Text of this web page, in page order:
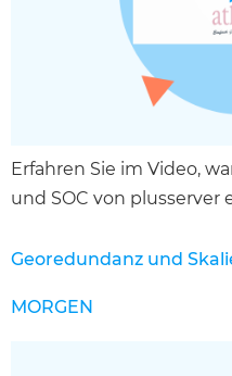
Erfahren Sie im Video,
und SOC von plusserver
Georedundanz und
MORGEN